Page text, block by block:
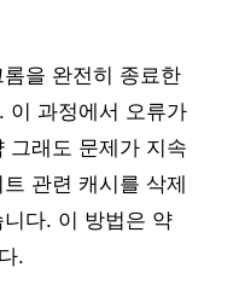
을 완전히 종료한
이 과정에서 오류가
그래도 문제가 지속
관련 캐시를 삭제
다. 이 방법은 약
.